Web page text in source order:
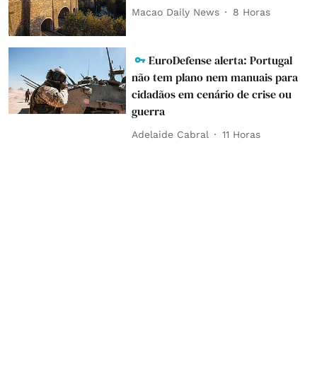
Macao Daily News 8 Horas
EuroDefense alerta: Portugal
não tem plano nem manuais para
cidadãos em cenário de crise ou
guerra
Adelaide Cabral 11 Horas